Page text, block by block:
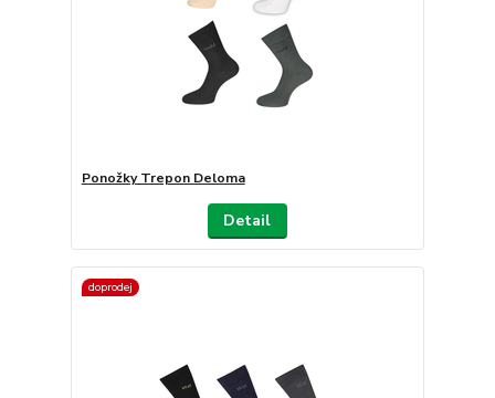
Ponožky Trepon Deloma
Detail
doprodej